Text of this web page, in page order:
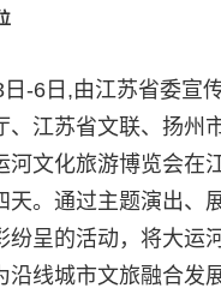
-6日,由江苏省委宣
、江苏省文联、扬州
河文化旅游博览会在
天。通过主题演出、
纷呈的活动，将大运
线城市文旅融合发